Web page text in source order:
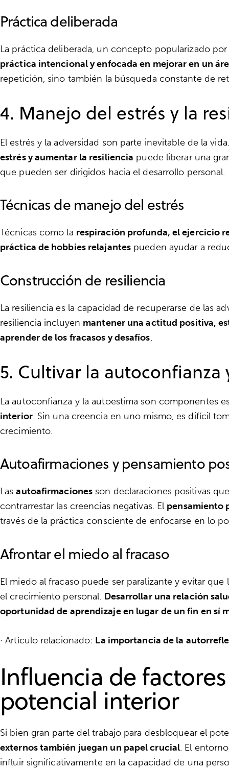
Práctica deliberada
La práctica deliberada, un concepto popularizado
práctica intencional y enfocada en mejorar en un
repetición, sino también la búsqueda constante de
4. Manejo del estrés y la
El estrés y la adversidad son parte inevitable de la
estrés y aumentar la resiliencia puede liberar una
que pueden ser dirigidos hacia el desarrollo personal.
Técnicas de manejo del estrés
Técnicas como la respiración profunda, el ejercicio
práctica de hobbies relajantes pueden ayudar a
Construcción de resiliencia
La resiliencia es la capacidad de recuperarse de las
resiliencia incluyen mantener una actitud positiva,
aprender de los fracasos y desafíos.
5. Cultivar la
La autoconfianza y la autoestima son componentes
interior. Sin una creencia en uno mismo, es difícil
crecimiento.
Autoafirmaciones y pensamiento
Lasautoafirmaciones son declaraciones positivas
contrarrestar las creencias negativas. El pensamiento
través de la práctica consciente de enfocarse en lo
Afrontar el miedo al fracaso
El miedo al fracaso puede ser paralizante y evitar
el crecimiento personal. Desarrollar una relación
oportunidad de aprendizaje en lugar de un fin en sí
· Artículo relacionado: La importancia de la
Influencia de
potencial interior
Si bien gran parte del trabajo para desbloquear el
externos también juegan un papel crucial. El
influir significativamente en la capacidad de una